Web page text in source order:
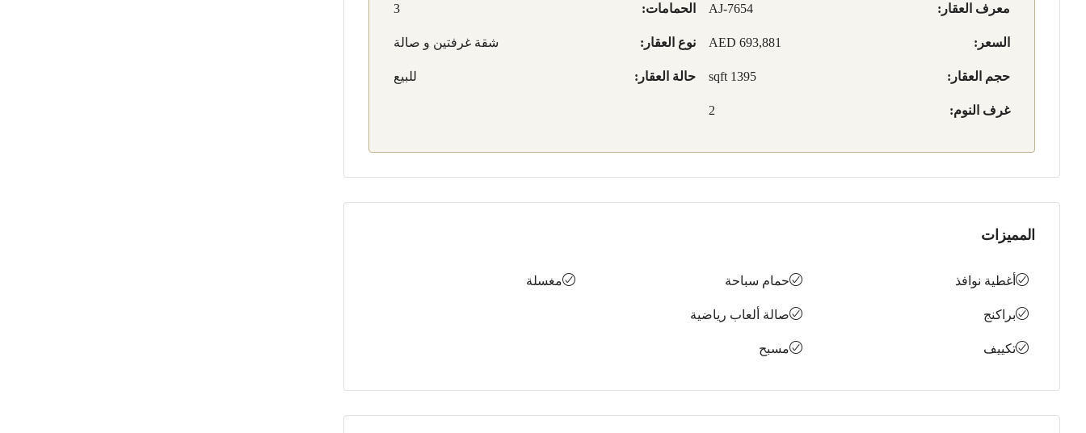
معرف العقار: AJ-7654
السعر: AED 693,881
حجم العقار: 1395 sqft
غرف النوم: 2
الحمامات: 3
نوع العقار: شقة غرفتين و صالة
حالة العقار: للبيع
المميزات
أغطية نوافذ
براكنج
تكييف
حمام سباحة
صالة ألعاب رياضية
مسبح
مغسلة